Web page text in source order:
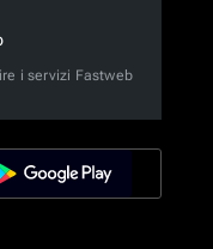
i servizi Fastweb